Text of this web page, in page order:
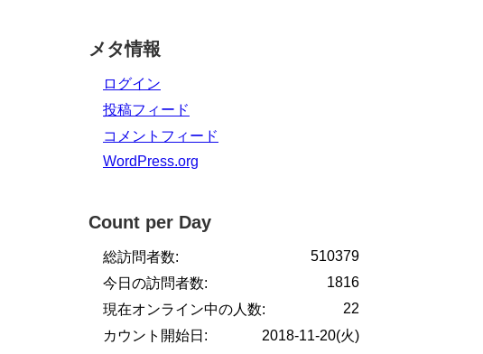
メタ情報
ログイン
投稿フィード
コメントフィード
WordPress.org
Count per Day
510379
総訪問者数:
1816
今日の訪問者数:
22
現在オンライン中の人数:
2018-11-20(火)
カウント開始日: